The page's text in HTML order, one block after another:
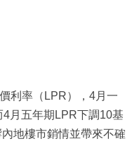
利率（LPR），4月一
月五年期LPR下調10基
地樓市銷情並帶來不確